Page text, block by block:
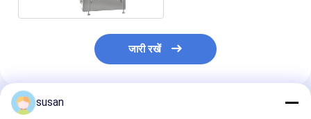
जारी रखें
अनुशंसित उत्पाद
susan